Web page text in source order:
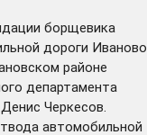
борщевика
дороги Иваново
районе
департамента
Черкесов.
автомобильной